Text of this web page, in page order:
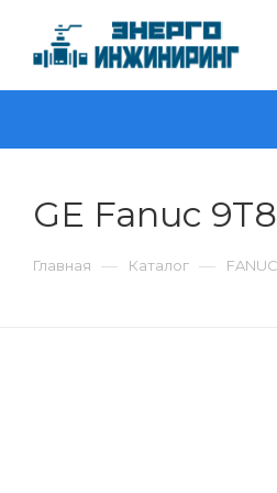
GE Fanuc
Главная — Каталог — FANUC